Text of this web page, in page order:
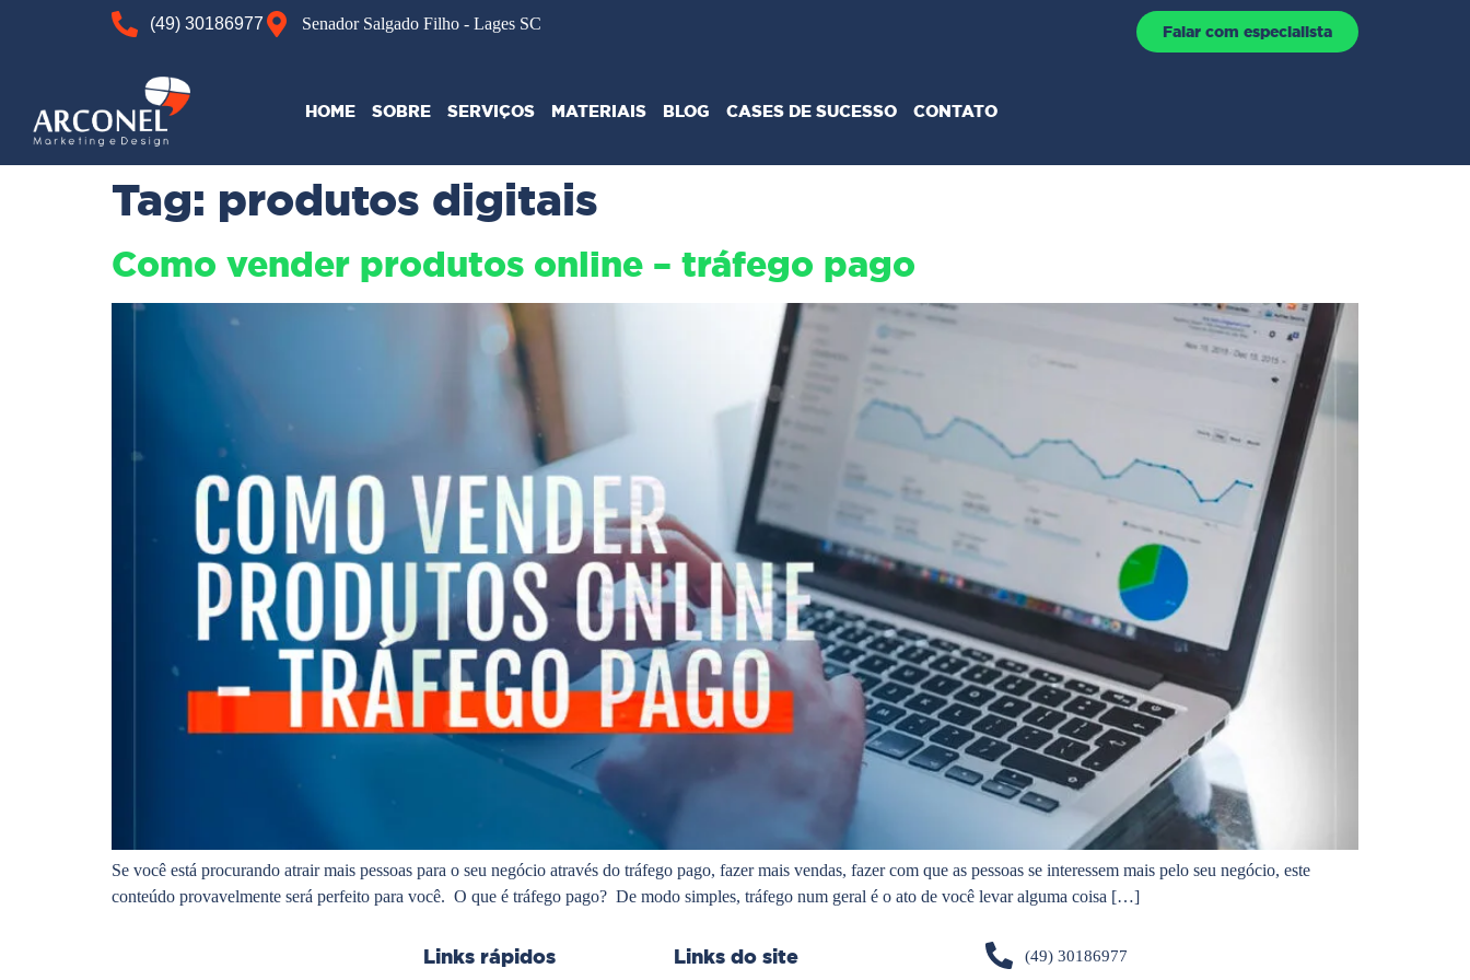
(49) 30186977 Senador Salgado Filho - Lages SC Falar com especialista
HOME SOBRE SERVIÇOS MATERIAIS BLOG CASES DE SUCESSO CONTATO
Tag: produtos digitais
Como vender produtos online – tráfego pago
Se você está procurando atrair mais pessoas para o seu negócio através do tráfego pago, fazer mais vendas, fazer com que as pessoas se interessem mais pelo seu negócio, este
conteúdo provavelmente será perfeito para você. O que é tráfego pago? De modo simples, tráfego num geral é o ato de você levar alguma coisa […]
Links rápidos Links do site (49) 30186977